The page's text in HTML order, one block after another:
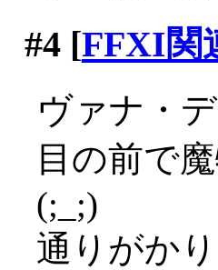
#4[FFXI関
ヴァナ・
目の前で
(;_;)
通りがか